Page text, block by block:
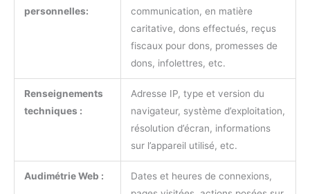
personnelles:
communication, en matière
caritative, dons effectués, reçus
fiscaux pour dons, promesses de
dons, infolettres, etc.
Renseignements
techniques :
Adresse IP, type et version du
navigateur, système d’exploitation,
résolution d’écran, informations
sur l’appareil utilisé, etc.
Audimétrie Web :
Dates et heures de connexions,